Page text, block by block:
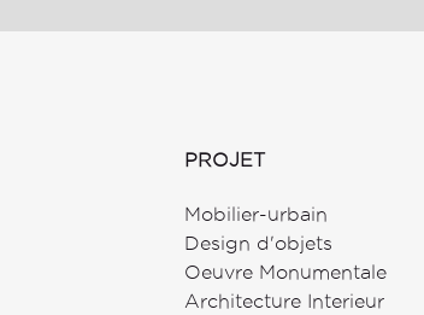
PROJET
Mobilier-urbain
Design d'objets
Oeuvre Monumentale
Architecture Interieur